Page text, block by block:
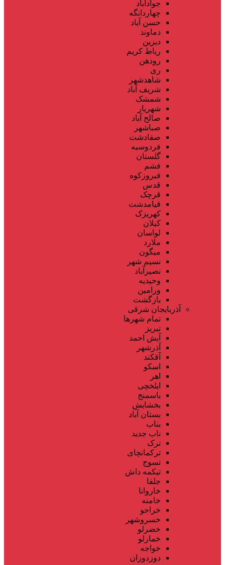
جوادآباد
چهاردانگه
حسن آباد
دماوند
دیزین
رباط کریم
رودهن
ری
شاهدشهر
شریف آباد
شمشک
شهریار
صالح آباد
صباشهر
صفادشت
فردوسیه
گلستان
فشم
فیروزکوه
قدس
قرچک
قیامدشت
کهریزک
کیلان
لواسان
ملارد
میگون
نسیم شهر
نصیرآباد
وحیدیه
ورامین
بازگشت
آذربایجان شرقی
تمام شهر‌ها
تبریز
آبش احمد
آذرشهر
آقکند
اسکو
اهر
ایلخچی
باسمنج
بخشایش
بستان آباد
بناب
ناب جدید
ترک
ترکمانچای
تسوج
تیکمه داش
جلفا
خاروانا
خامنه
خراجو
خسروشهر
خضرلو
خمارلو
خواجه
دوزدوزان